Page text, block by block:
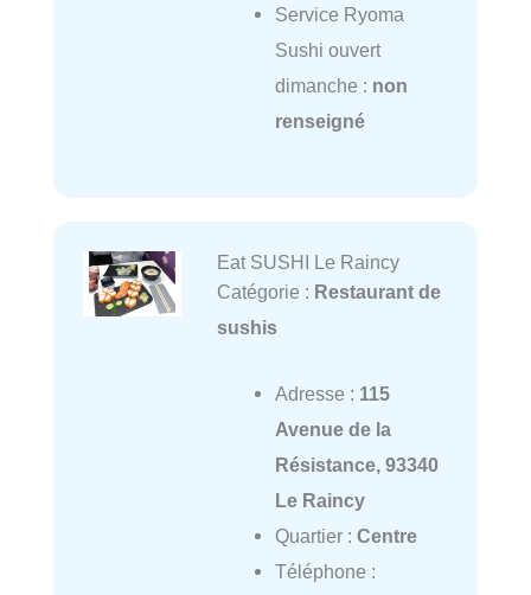
Service Ryoma
Sushi ouvert
dimanche : non
renseigné
Eat SUSHI Le Raincy
Catégorie : Restaurant de
sushis
Adresse : 115
Avenue de la
Résistance, 93340
Le Raincy
Quartier : Centre
Téléphone :